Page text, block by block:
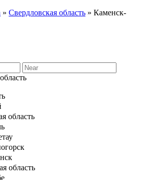
» Свердловская область » Каменск-
область
область